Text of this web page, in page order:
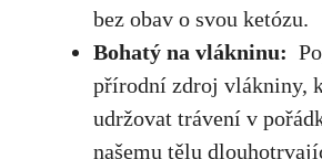
bez obav o svou ketózu.
Bohatý na vlákninu:
přírodní zdroj​ vlákniny,
udržovat trávení v
našemu tělu